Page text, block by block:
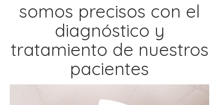
somos precisos con el
diagnóstico y
tratamiento de nuestros
pacientes